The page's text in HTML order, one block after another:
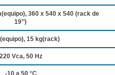
360 x 540 x 540 (rack de
19’’)
15 kg(rack)
220 Vca, 50 Hz
-10 a 50 °C